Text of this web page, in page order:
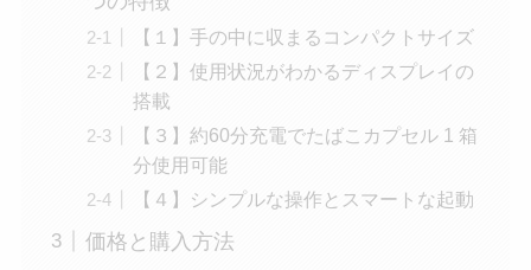
【１】手の中に収まるコンパクトサイズ
【２】使用状況がわかるディスプレイの
搭載
【３】約60分充電でたばこカプセル 1 箱
分使用可能
【４】シンプルな操作とスマートな起動
価格と購入方法